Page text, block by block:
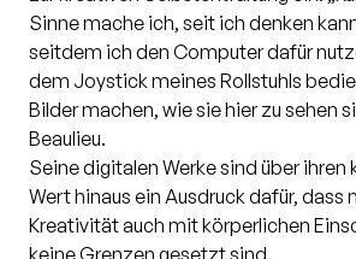
Sinne mache ich, seit ich denken
seitdem ich den Computer dafür
dem Joystick meines Rollstuhls
Bilder machen, wie sie hier zu sehen
Beaulieu.
Seine digitalen Werke sind über ihren
Wert hinaus ein Ausdruck dafür, dass
Kreativität auch mit körperlichen
keine Grenzen gesetzt sind.